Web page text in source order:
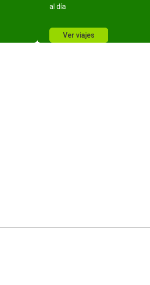
al día
Ver viajes